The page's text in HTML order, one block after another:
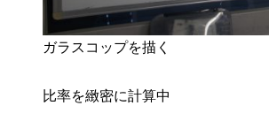
ガラスコップを描く
比率を緻密に計算中